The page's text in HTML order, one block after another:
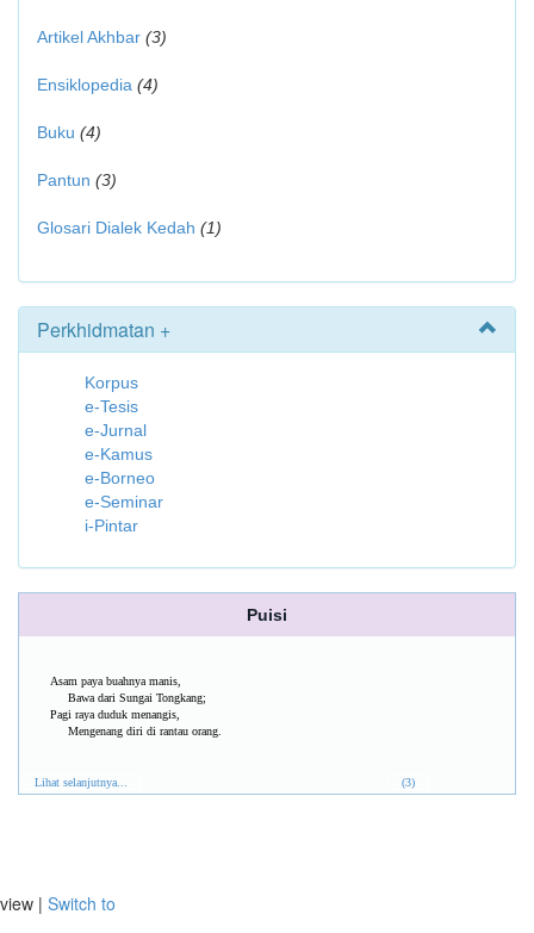
Artikel Akhbar (3)
Ensiklopedia (4)
Buku (4)
Pantun (3)
Glosari Dialek Kedah (1)
Perkhidmatan +
Korpus
e-Tesis
e-Jurnal
e-Kamus
e-Borneo
e-Seminar
i-Pintar
Puisi
Asam paya buahnya manis,
Bawa dari Sungai Tongkang;
Pagi raya duduk menangis,
Mengenang diri di rantau orang.
Lihat selanjutnya... (3)
view | Switch to